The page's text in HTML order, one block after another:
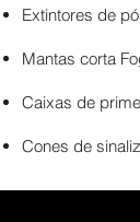
Extintores de
Mantas corta
Caixas de
Cones de